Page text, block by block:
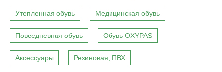
Утепленная обувь Медицинская обувь
Повседневная обувь Обувь OXYPAS
Аксессуары Резиновая, ПВХ